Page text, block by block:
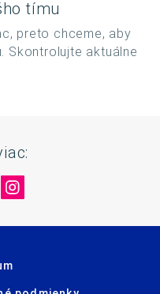
tímu
preto chceme, aby
Skontrolujte aktuálne
nás na YouTube
nás na